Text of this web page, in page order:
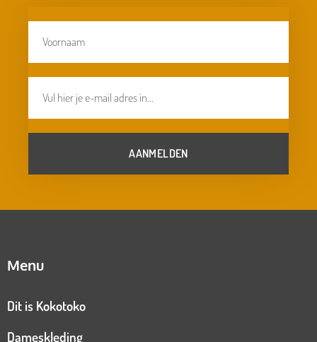
AANMELDEN
Menu
Dit is Kokotoko
Dameskleding